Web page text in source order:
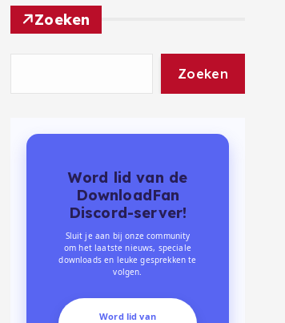
Zoeken
Zoeken
Word lid van de
DownloadFan
Discord-server!
Sluit je aan bij onze community
om het laatste nieuws, speciale
downloads en leuke gesprekken te
volgen.
Word lid van